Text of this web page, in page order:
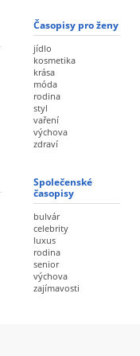
Časopisy pro ženy
jídlo
kosmetika
krása
móda
rodina
styl
vaření
výchova
zdraví
Společenské
časopisy
bulvár
celebrity
luxus
rodina
senior
výchova
zajímavosti